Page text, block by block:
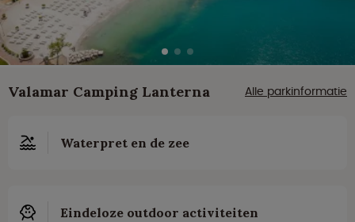
Valamar Camping Lanterna Alle parkinformatie
Waterpret en de zee
Eindeloze outdoor activiteiten